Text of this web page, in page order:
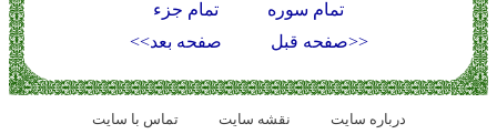
تمام سوره
تمام جزء
<<صفحه قبل
صفحه بعد>>
تماس با سایت نقشه سايت درباره سایت